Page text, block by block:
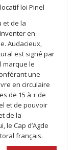
loi Pinel
et de la
en
Audacieux,
est signé par
marque le
une
en circulaire
de 15 à + de
et de pouvoir
de la
le Cap d’Agde
français.